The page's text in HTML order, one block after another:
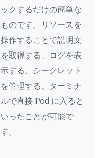
ックするだけの簡単な
ものです。リソースを
操作することで説明文
を取得する、ログを表
示する、シークレット
を管理する、ターミナ
ルで直接 Pod に入ると
いったことが可能で
す。